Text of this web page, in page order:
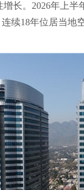
长。2026年上半
续18年位居当地